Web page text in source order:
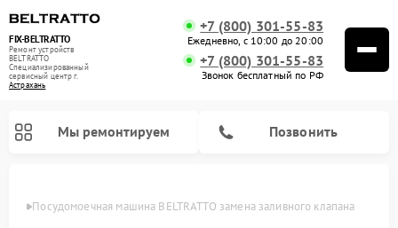
FIX-BELTRATTO
Ремонт устройств
BELTRATTO
Специализированный
cервисный центр г.
Астрахань
+7 (800) 301-55-83
Ежедневно, с 10:00 до 20:00
+7 (800) 301-55-83
Звонок бесплатный по РФ
Мы ремонтируем Позвонить
Посудомоечная машина BELTRATTO замена заливного клапана